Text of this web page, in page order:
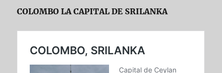
COLOMBO LA CAPITAL DE SRILANKA